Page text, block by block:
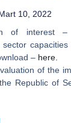
10, 2022
of interest
– here.
of the
Republic of